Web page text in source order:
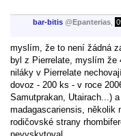
bar-bitis @ Epanterias
myslím, že to není žádná
byl z Pierrelate, myslím
niláky v Pierrelate
dovoz - 200 ks - v roce
Samutprakan, Utairach...)
madagascariensis, několik
rodičovské strany